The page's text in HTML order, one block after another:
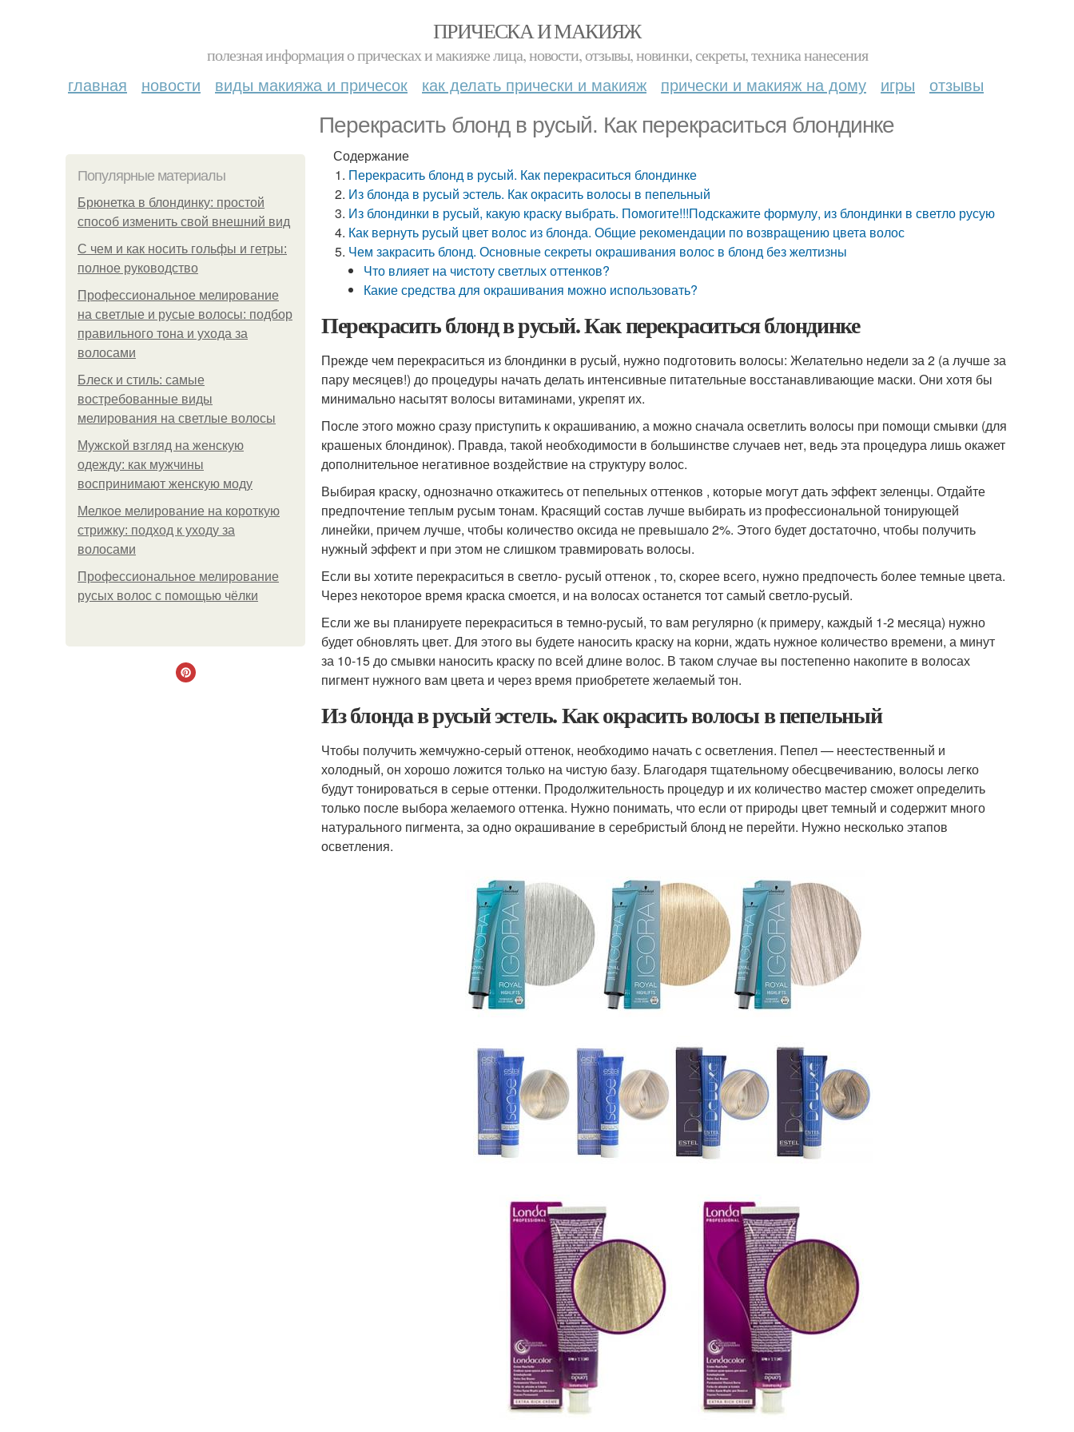
ПРИЧЕСКА И МАКИЯЖ
полезная информация о прическах и макияже лица, новости, отзывы, новинки, секреты, техника нанесения
главная новости виды макияжа и причесок как делать прически и макияж прически и макияж на дому игры отзывы
Перекрасить блонд в русый. Как перекраситься блондинке
Популярные материалы
Брюнетка в блондинку: простой
способ изменить свой внешний вид
С чем и как носить гольфы и гетры:
полное руководство
Профессиональное мелирование
на светлые и русые волосы: подбор
правильного тона и ухода за
волосами
Блеск и стиль: самые
востребованные виды
мелирования на светлые волосы
Мужской взгляд на женскую
одежду: как мужчины
воспринимают женскую моду
Мелкое мелирование на короткую
стрижку: подход к уходу за
волосами
Профессиональное мелирование
русых волос с помощью чёлки
Содержание
Перекрасить блонд в русый. Как перекраситься блондинке
Из блонда в русый эстель. Как окрасить волосы в пепельный
Из блондинки в русый, какую краску выбрать. Помогите!!!Подскажите формулу, из блондинки в светло русую
Как вернуть русый цвет волос из блонда. Общие рекомендации по возвращению цвета волос
Чем закрасить блонд. Основные секреты окрашивания волос в блонд без желтизны
Что влияет на чистоту светлых оттенков?
Какие средства для окрашивания можно использовать?
Перекрасить блонд в русый. Как перекраситься блондинке
Прежде чем перекраситься из блондинки в русый, нужно подготовить волосы: Желательно недели за 2 (а лучше за
пару месяцев!) до процедуры начать делать интенсивные питательные восстанавливающие маски. Они хотя бы
минимально насытят волосы витаминами, укрепят их.
После этого можно сразу приступить к окрашиванию, а можно сначала осветлить волосы при помощи смывки (для
крашеных блондинок). Правда, такой необходимости в большинстве случаев нет, ведь эта процедура лишь окажет
дополнительное негативное воздействие на структуру волос.
Выбирая краску, однозначно откажитесь от пепельных оттенков , которые могут дать эффект зеленцы. Отдайте
предпочтение теплым русым тонам. Красящий состав лучше выбирать из профессиональной тонирующей
линейки, причем лучше, чтобы количество оксида не превышало 2%. Этого будет достаточно, чтобы получить
нужный эффект и при этом не слишком травмировать волосы.
Если вы хотите перекраситься в светло- русый оттенок , то, скорее всего, нужно предпочесть более темные цвета.
Через некоторое время краска смоется, и на волосах останется тот самый светло-русый.
Если же вы планируете перекраситься в темно-русый, то вам регулярно (к примеру, каждый 1-2 месяца) нужно
будет обновлять цвет. Для этого вы будете наносить краску на корни, ждать нужное количество времени, а минут
за 10-15 до смывки наносить краску по всей длине волос. В таком случае вы постепенно накопите в волосах
пигмент нужного вам цвета и через время приобретете желаемый тон.
Из блонда в русый эстель. Как окрасить волосы в пепельный
Чтобы получить жемчужно-серый оттенок, необходимо начать с осветления. Пепел — неестественный и
холодный, он хорошо ложится только на чистую базу. Благодаря тщательному обесцвечиванию, волосы легко
будут тонироваться в серые оттенки. Продолжительность процедур и их количество мастер сможет определить
только после выбора желаемого оттенка. Нужно понимать, что если от природы цвет темный и содержит много
натурального пигмента, за одно окрашивание в серебристый блонд не перейти. Нужно несколько этапов
осветления.